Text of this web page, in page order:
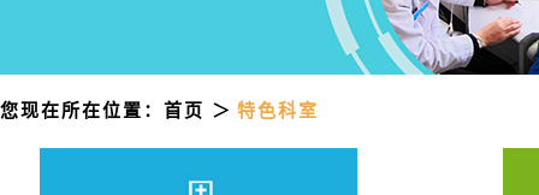
您现在所在位置： 首页 ＞ 特色科室